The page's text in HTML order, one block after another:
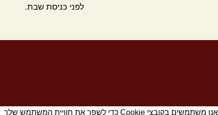
לפני כניסת שבת.
אנו משתמשים בקובצי Cookie כדי לשפר את חוויית המשתמש שלך